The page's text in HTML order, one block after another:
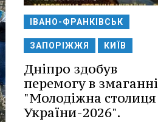
ІВАНО-ФРАНКІВСЬК
ЗАПОРІЖЖЯ КИЇВ
Дніпро здобув
перемогу в змаганні
"Молодіжна столиця
України-2026".